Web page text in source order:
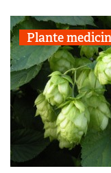
Plante